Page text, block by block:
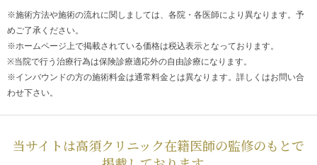
※施術方法や施術の流れに関しましては、各院・各医師により異なります。予
めご了承ください。
※ホームページ上で掲載されている価格は税込表示となっております。
※当院で行う治療行為は保険診療適応外の自由診療になります。
※インバウンドの方の施術料金は通常料金とは異なります。詳しくはお問い合
わせ下さい。
当サイトは高須クリニック在籍医師の監修のもとで